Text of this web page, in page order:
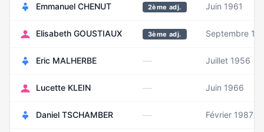
Emmanuel CHENUT 2ème adj. Juin 1961
Elisabeth GOUSTIAUX 3ème adj. Septembre
Eric MALHERBE — Juillet 1956
Lucette KLEIN — Juin 1966
Daniel TSCHAMBER — Février 1987